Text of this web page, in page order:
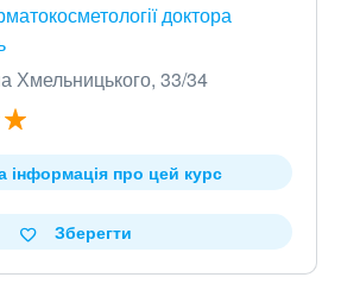
доктора
Хмельницького, 33/34
інформація про цей курс
Зберегти